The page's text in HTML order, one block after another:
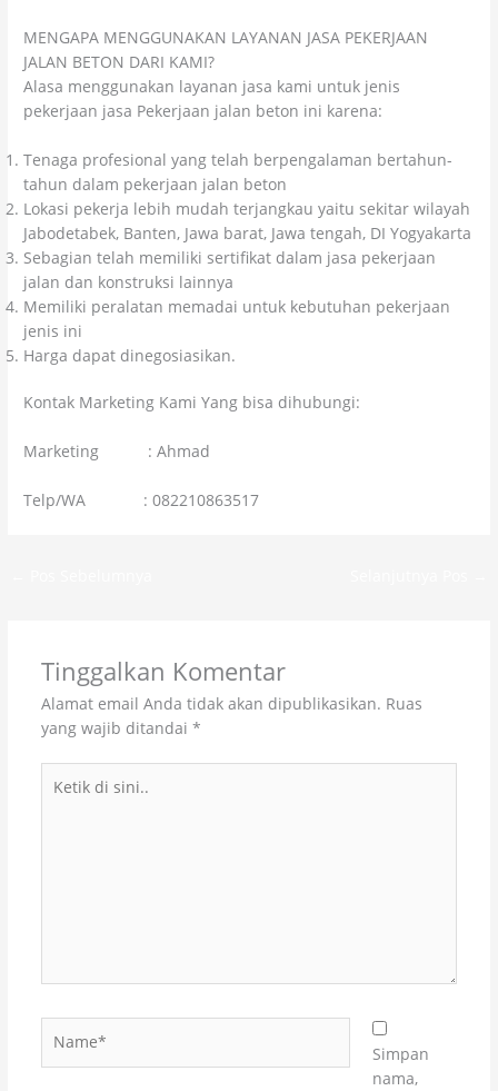
MENGAPA MENGGUNAKAN LAYANAN JASA PEKERJAAN
JALAN BETON DARI KAMI?
Alasa menggunakan layanan jasa kami untuk jenis
pekerjaan jasa Pekerjaan jalan beton ini karena:
Tenaga profesional yang telah berpengalaman bertahun-
tahun dalam pekerjaan jalan beton
Lokasi pekerja lebih mudah terjangkau yaitu sekitar wilayah
Jabodetabek, Banten, Jawa barat, Jawa tengah, DI Yogyakarta
Sebagian telah memiliki sertifikat dalam jasa pekerjaan
jalan dan konstruksi lainnya
Memiliki peralatan memadai untuk kebutuhan pekerjaan
jenis ini
Harga dapat dinegosiasikan.
Kontak Marketing Kami Yang bisa dihubungi:
Marketing : Ahmad
Telp/WA : 082210863517
Tinggalkan Komentar
Alamat email Anda tidak akan dipublikasikan. Ruas
yang wajib ditandai *
Simpan
nama,